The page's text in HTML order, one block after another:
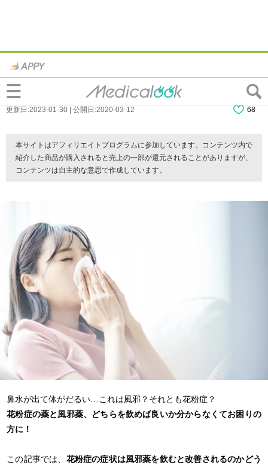
花粉症に風邪薬は効く？花粉症（アレルギ
ー）薬と併用OK？飲み合わせの注意点
更新日:2023-01-30 | 公開日:2020-03-12 68
本サイトはアフィリエイトプログラムに参加しています。コンテンツ内で
紹介した商品が購入されると売上の一部が還元されることがありますが、
コンテンツは自主的な意思で作成しています。
鼻水が出て体がだるい…これは風邪？それとも花粉症？
花粉症の薬と風邪薬、どちらを飲めば良いか分からなくてお困りの
方に！
この記事では、 花粉症の症状は風邪薬を飲むと改善されるのかどう